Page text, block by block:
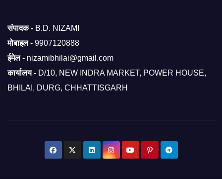
संपादक - B.D. NIZAMI
मोबाइल - 9907120888
ईमेल - nizamibhilai@gmail.com
कार्यालय - D/10, NEW INDRA MARKET, POWER HOUSE,
BHILAI, DURG, CHHATTISGARH